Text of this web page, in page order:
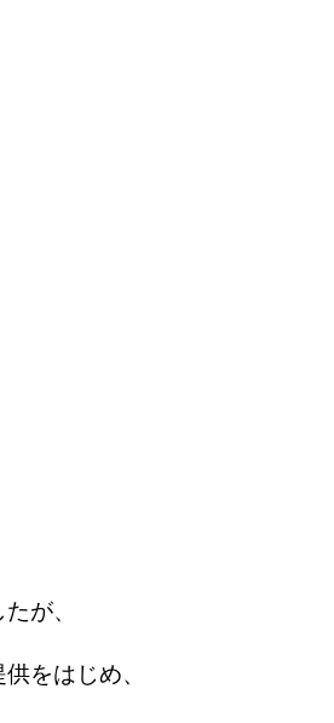
が、
をはじめ、